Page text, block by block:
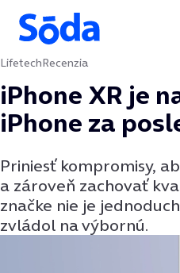
Preskočiť na obsah
LifetechRecenzia
iPhone XR je
iPhone za
Priniesť kompromisy,
a zároveň zachovať
značke nie je
zvládol na výbornú.